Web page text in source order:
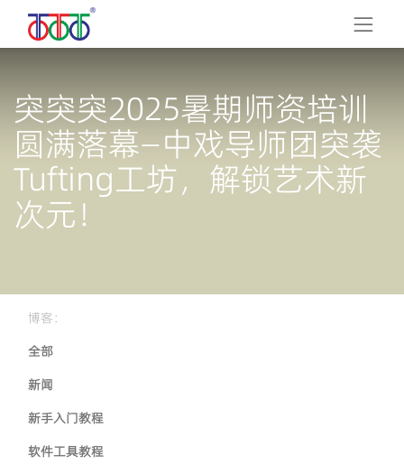
突突突2025暑期师资培训
圆满落幕—中戏导师团突袭
Tufting工坊，解锁艺术新
次元！
博客：
全部
新闻
新手入门教程
软件工具教程